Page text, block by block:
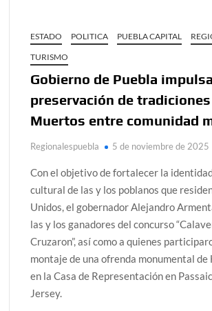
ESTADO POLITICA PUEBLA CAPITAL
TURISMO
Gobierno de Puebla impulsa
preservación de
Muertos entre comunidad
Regionalespuebla 5 de noviembre de 2025
Con el objetivo de fortalecer la
cultural de las y los poblanos que
Unidos, el gobernador Alejandro
las y los ganadores del concurso
Cruzaron”, así como a quienes
montaje de una ofrenda monumental de
en la Casa de Representación en
Jersey.